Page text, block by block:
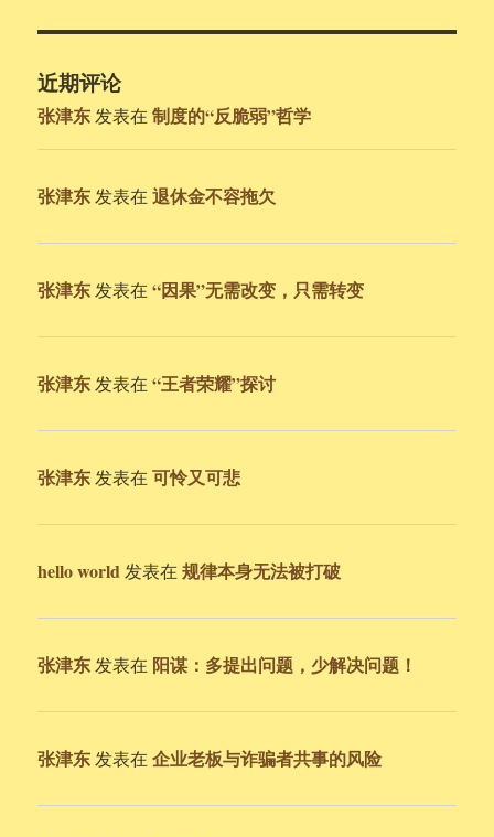
近期评论
张津东 发表在制度的“反脆弱”哲学
张津东 发表在退休金不容拖欠
张津东 发表在“因果”无需改变，只需转变
张津东 发表在“王者荣耀”探讨
张津东 发表在可怜又可悲
hello world 发表在规律本身无法被打破
张津东 发表在 阳谋：多提出问题，少解决问题！
张津东 发表在企业老板与诈骗者共事的风险